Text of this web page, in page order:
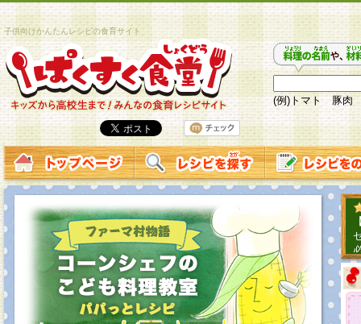
子供向けかんたんレシピの食育サイト
(例)トマト 豚肉